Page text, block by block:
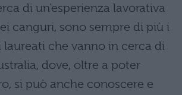
di un’esperienza lavorativa
canguri, sono sempre di più i
che vanno in cerca di
dove, oltre a poter
si può anche conoscere e